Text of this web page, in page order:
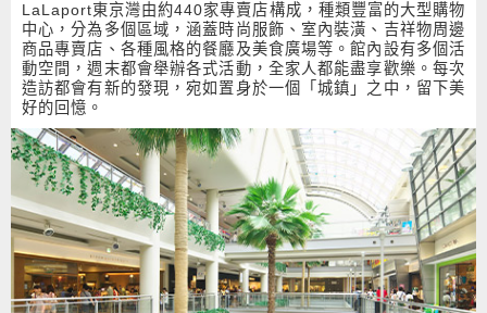
LaLaport東京灣由約440家專賣店構成，種類豐富的大型購物
中心，分為多個區域，涵蓋時尚服飾、室內裝潢、吉祥物周邊
商品專賣店、各種風格的餐廳及美食廣場等。館內設有多個活
動空間，週末都會舉辦各式活動，全家人都能盡享歡樂。每次
造訪都會有新的發現，宛如置身於一個「城鎮」之中，留下美
好的回憶。